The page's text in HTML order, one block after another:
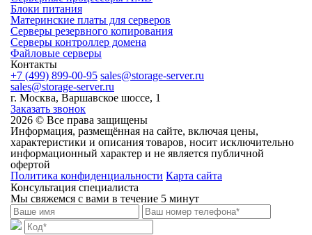
Блоки питания
Материнские платы для серверов
Серверы резервного копирования
Серверы контроллер домена
Файловые серверы
Контакты
+7 (499) 899-00-95 sales@storage-server.ru
sales@storage-server.ru
г. Москва, Варшавское шоссе, 1
Заказать звонок
2026 © Все права защищены
Информация, размещённая на сайте, включая цены,
характеристики и описания товаров, носит исключительно
информационный характер и не является публичной
офертой
Политика конфиденциальности Карта сайта
Консультация специалиста
Мы свяжемся с вами в течение 5 минут